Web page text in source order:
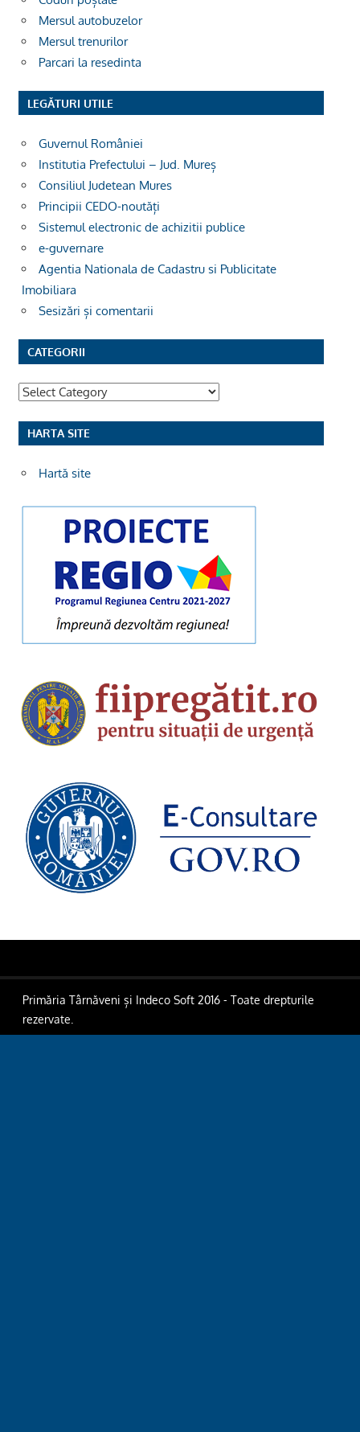
Mersul autobuzelor
Mersul trenurilor
Parcari la resedinta
LEGĂTURI UTILE
Guvernul României
Institutia Prefectului – Jud. Mureș
Consiliul Judetean Mures
Principii CEDO-noutăți
Sistemul electronic de achizitii publice
e-guvernare
Agentia Nationala de Cadastru si Publicitate
Imobiliara
Sesizări și comentarii
CATEGORII
Categorii
HARTA SITE
Hartă site
Primăria Târnăveni și Indeco Soft 2016 - Toate drepturile
rezervate.